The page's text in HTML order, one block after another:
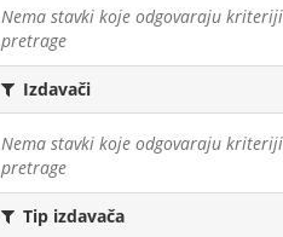
Nema stavki koje odgovaraju
pretrage
Izdavači
Nema stavki koje odgovaraju
pretrage
Tip izdavača